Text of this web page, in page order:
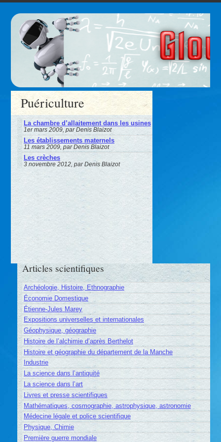
Puériculture
La chambre d’allaitement dans les usines
1er mars 2009, par Denis Blaizot
Les établissements maternels
11 mars 2009, par Denis Blaizot
Les crèches
3 novembre 2012, par Denis Blaizot
Articles scientifiques
Archéologie, Histoire, Ethnographie
Économie Domestique
Étienne-Jules Marey
Expositions universelles et internationales
Géophysique, géographie
Histoire de l’alchimie d’après Berthelot
Histoire et géographie du département de la Manche
Industrie
La science dans l’antiquité
La science dans l’art
Livres et presse scientifiques
Mathématiques, cosmographie, astrophysique, astronomie
Médecine légale et police scientifique
Physique, Chimie
Première guerre mondiale